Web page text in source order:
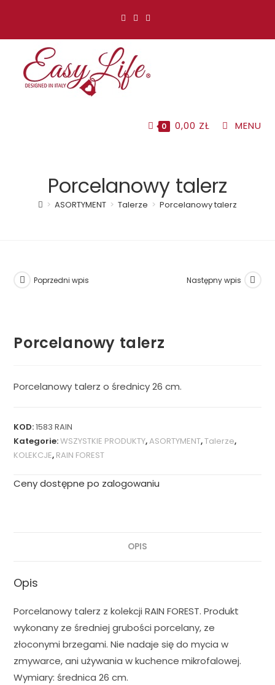
0 0,00 ZŁ MENU
Porcelanowy talerz
> ASORTYMENT > Talerze > Porcelanowy talerz
Poprzedni wpis Następny wpis
Porcelanowy talerz
Porcelanowy talerz o średnicy 26 cm.
KOD:1583 RAIN
Kategorie:WSZYSTKIE PRODUKTY,ASORTYMENT,Talerze,
KOLEKCJE, RAIN FOREST
Ceny dostępne po zalogowaniu
OPIS
Opis
Porcelanowy talerz z kolekcji RAIN FOREST. Produkt
wykonany ze średniej grubości porcelany, ze
złoconymi brzegami. Nie nadaje się do mycia w
zmywarce, ani używania w kuchence mikrofalowej.
Wymiary: średnica 26 cm.